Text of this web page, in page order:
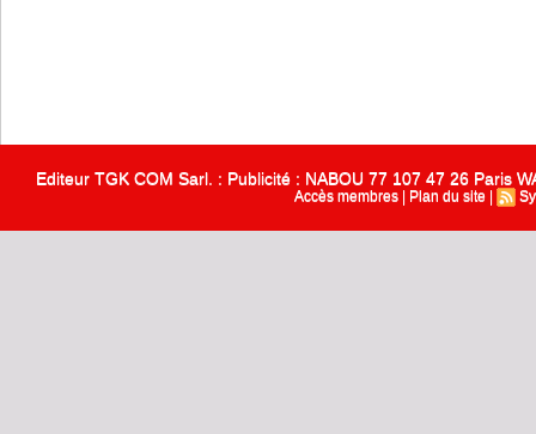
Editeur TGK COM Sarl. : Publicité : NABOU 77 107 47 26 Paris
Accès membres Plan du site